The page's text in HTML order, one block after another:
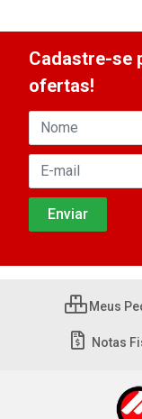
Cadastre-se
ofertas!
Meus
Notas